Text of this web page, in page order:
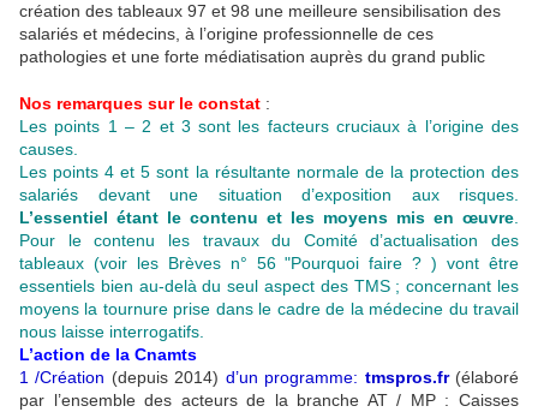
création des tableaux 97 et 98 une meilleure sensibilisation des
salariés et médecins, à l’origine professionnelle de ces
pathologies et une forte médiatisation auprès du grand public
Nos remarques sur le constat :
Les points 1 – 2 et 3 sont les facteurs cruciaux à l’origine des
causes.
Les points 4 et 5 sont la résultante normale de la protection des
salariés devant une situation d’exposition aux risques.
L’essentiel étant le contenu et les moyens mis en œuvre
Pour le contenu les travaux du Comité d’actualisation des
tableaux (voir les Brèves n° 56 "Pourquoi faire ? ) vont être
essentiels bien au-delà du seul aspect des TMS ; concernant les
moyens la tournure prise dans le cadre de la médecine du travail
nous laisse interrogatifs.
L’action de la Cnamts
1 /Création (depuis 2014) d’un programme: tmspros.fr (élaboré
par l’ensemble des acteurs de la branche AT / MP : Caisses